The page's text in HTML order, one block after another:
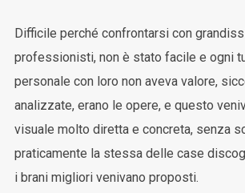
Difficile perché confrontarsi con
professionisti, non è stato facile e ogni
personale con loro non aveva valore,
analizzate, erano le opere, e questo
visuale molto diretta e concreta, senza
praticamente la stessa delle case
i brani migliori venivano proposti.